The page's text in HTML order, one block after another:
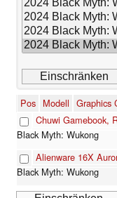
Pos Modell Graphics
Chuwi Gamebook,
Alienware 16X